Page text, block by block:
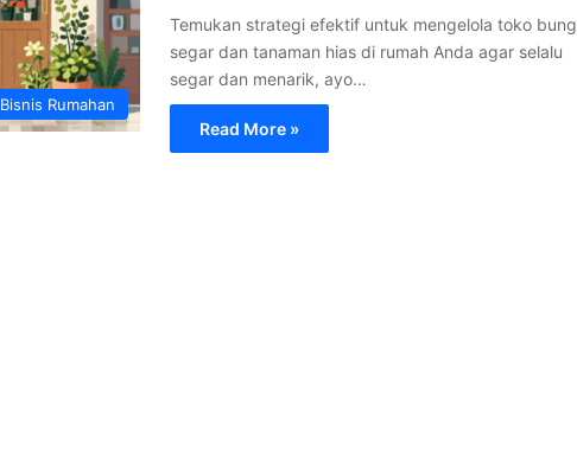
Bisnis Rumahan
Temukan strategi efektif untuk mengelola toko
segar dan tanaman hias di rumah Anda agar selalu
segar dan menarik, ayo…
Read More »